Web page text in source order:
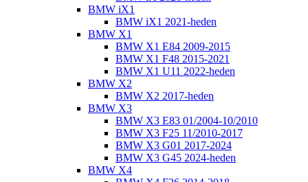
BMW iX1
BMW iX1 2021-heden
BMW X1
BMW X1 E84 2009-2015
BMW X1 F48 2015-2021
BMW X1 U11 2022-heden
BMW X2
BMW X2 2017-heden
BMW X3
BMW X3 E83 01/2004-10/2010
BMW X3 F25 11/2010-2017
BMW X3 G01 2017-2024
BMW X3 G45 2024-heden
BMW X4